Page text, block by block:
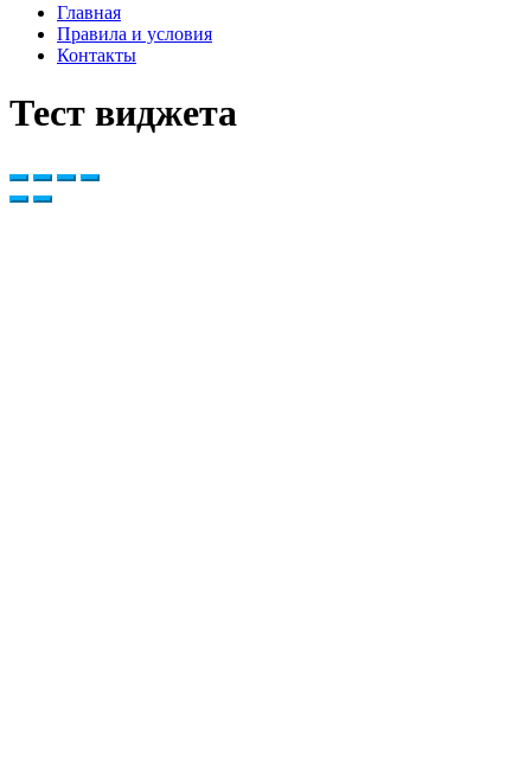
Главная
Правила и условия
Контакты
Тест виджета